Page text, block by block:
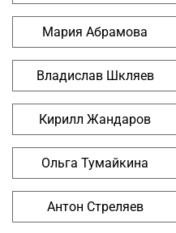
Мария Абрамова
Владислав Шкляев
Кирилл Жандаров
Ольга Тумайкина
Антон Стреляев